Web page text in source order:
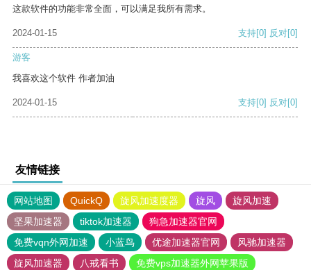
这款软件的功能非常全面，可以满足我所有需求。
2024-01-15 支持[0] 反对[0]
游客
我喜欢这个软件 作者加油
2024-01-15 支持[0] 反对[0]
友情链接
网站地图 QuickQ 旋风加速度器 旋风
旋风加速
坚果加速器
tiktok加速器
狗急加速器官网
免费vqn外网加速
小蓝鸟 优途加速器官网
风驰加速器
旋风加速器
八戒看书
免费vps加速器外网苹果版